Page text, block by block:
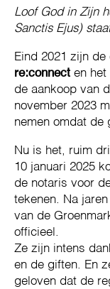
Loof God in Zijn
Sanctis Ejus)
Eind 2021 zijn
re:connect en het
de aankoop van
november 2023
nemen omdat de
Nu is het, ruim
10 januari 2025
de notaris voor
tekenen. Na
van de
officieel.
Ze zijn intens
en de giften. En
geloven dat de